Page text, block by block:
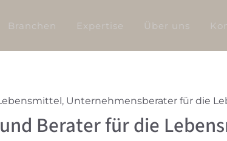
Branchen Expertise Über uns
Unternehmensberater für die
Berater für die